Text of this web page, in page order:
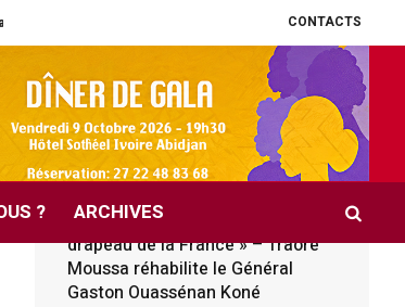
CONTACTS
Ouassénan Koné 66e anniversaire de
? ARCHIVES
A LA UNE
Littérature / Livre « Général
l’homme qui a descendu le
drapeau de la France » – Traoré
Moussa réhabilite le Général
Gaston Ouassénan Koné